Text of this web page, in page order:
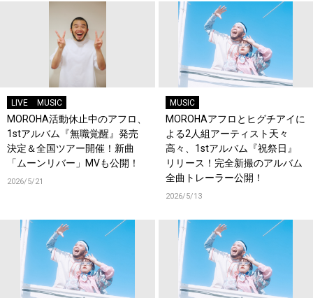
LIVE MUSIC
MOROHA活動休止中のアフロ、
1stアルバム『無職覚醒』発売
決定＆全国ツアー開催！新曲
「ムーンリバー」MVも公開！
2026/5/21
MUSIC
MOROHAアフロとヒグチアイに
よる2人組アーティスト天々
高々、1stアルバム『祝祭日』
リリース！完全新撮のアルバム
全曲トレーラー公開！
2026/5/13